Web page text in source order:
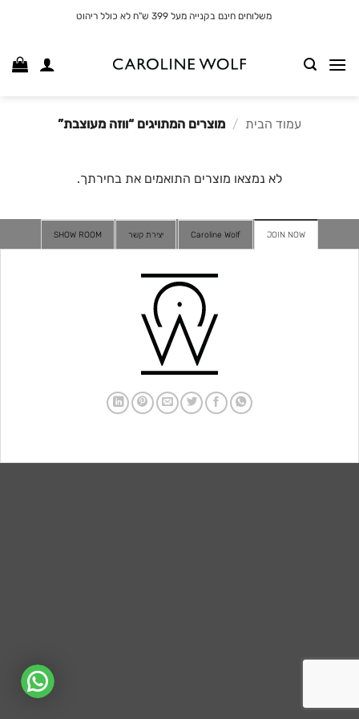
משלוחים חינם בקנייה מעל 399 ש"ח לא כולל ריהוט
עמוד הבית / מוצרים המתויגים “ווזה מעוצבת”
לא נמצאו מוצרים התואמים את בחירתך.
JOIN NOW
Caroline Wolf יצירת קשר SHOW ROOM